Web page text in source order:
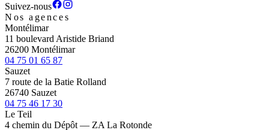
Suivez-nous
Nos agences
Montélimar
11 boulevard Aristide Briand
26200 Montélimar
04 75 01 65 87
Sauzet
7 route de la Batie Rolland
26740 Sauzet
04 75 46 17 30
Le Teil
4 chemin du Dépôt — ZA La Rotonde